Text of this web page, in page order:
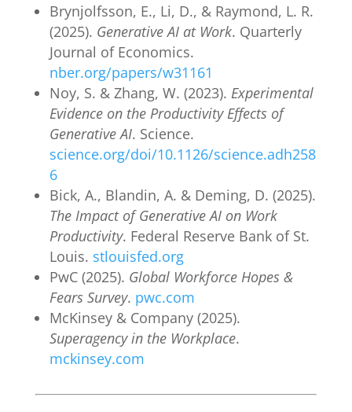
Brynjolfsson, E., Li, D., & Raymond, L. R.
(2025). Generative AI at Work. Quarterly
Journal of Economics.
nber.org/papers/w31161
Noy, S. & Zhang, W. (2023). Experimental
Evidence on the Productivity Effects of
Generative AI. Science.
science.org/doi/10.1126/science.adh258
6
Bick, A., Blandin, A. & Deming, D. (2025).
The Impact of Generative AI on Work
Productivity. Federal Reserve Bank of St.
Louis. stlouisfed.org
PwC (2025). Global Workforce Hopes &
Fears Survey. pwc.com
McKinsey & Company (2025).
Superagency in the Workplace.
mckinsey.com